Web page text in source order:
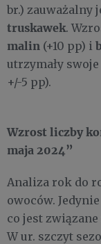
br.) zauważalny
truskawek.
malin (+10 pp) i
utrzymały
+/-5 pp).
Wzrost liczby
maja 2024”
Analiza rok do
owoców.
co jest
W ur. szczyt